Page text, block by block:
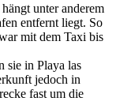
unter anderem
entfernt liegt. So
mit dem Taxi bis
sie in Playa las
jedoch in
fast um die